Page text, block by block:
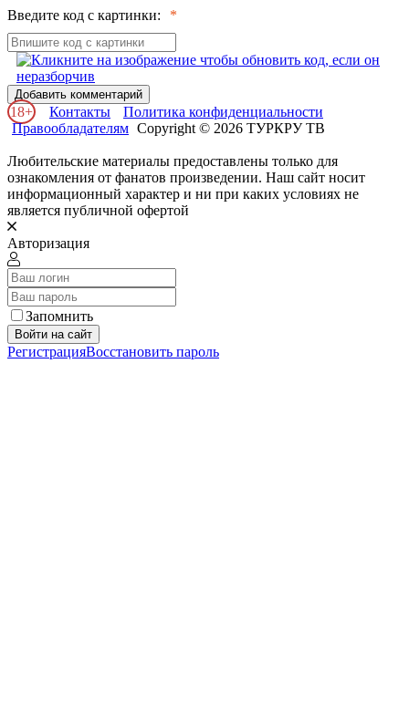
Введите код с картинки:
Добавить комментарий
18+ Контакты
Политика конфиденциальности
Правообладателям Copyright © 2026 ТУРКРУ ТВ
Любительские материалы предоставлены только для
ознакомления от фанатов произведении. Наш сайт носит
информационный характер и ни при каких условиях не
является публичной офертой
Авторизация
Запомнить
Войти на сайт
РегистрацияВосстановить пароль